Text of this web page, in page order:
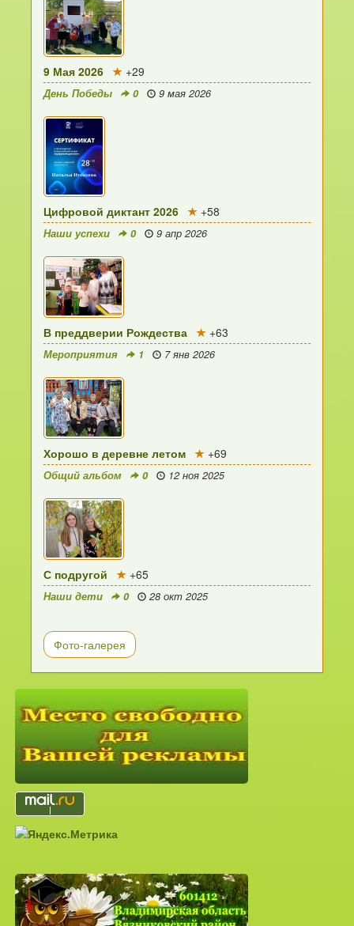
9 Мая 2026 +29
День Победы 0 9 мая 2026
Цифровой диктант 2026 +58
Наши успехи 0 9 апр 2026
В преддверии Рождества +63
Мероприятия 1 7 янв 2026
Хорошо в деревне летом +69
Общий альбом 0 12 ноя 2025
С подругой +65
Наши дети 0 28 окт 2025
Фото-галерея